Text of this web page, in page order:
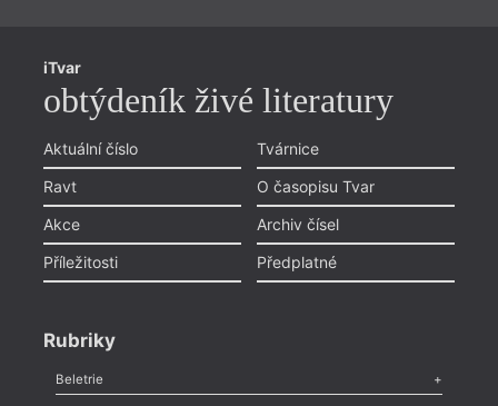
iTvar
obtýdeník živé literatury
Aktuální číslo
Ravt
Akce
Příležitosti
Tvárnice
O časopisu Tvar
Archiv čísel
Předplatné
Rubriky
Beletrie